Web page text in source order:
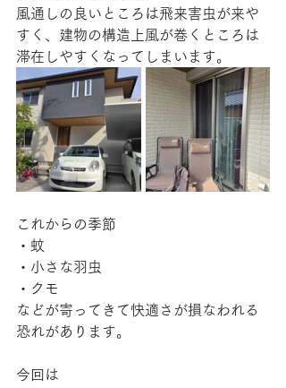
風通しの良いところは飛来害虫が来や
すく、建物の構造上風が巻くところは
滞在しやすくなってしまいます。
これからの季節
・蚊
・小さな羽虫
・クモ
などが寄ってきて快適さが損なわれる
恐れがあります。
今回は